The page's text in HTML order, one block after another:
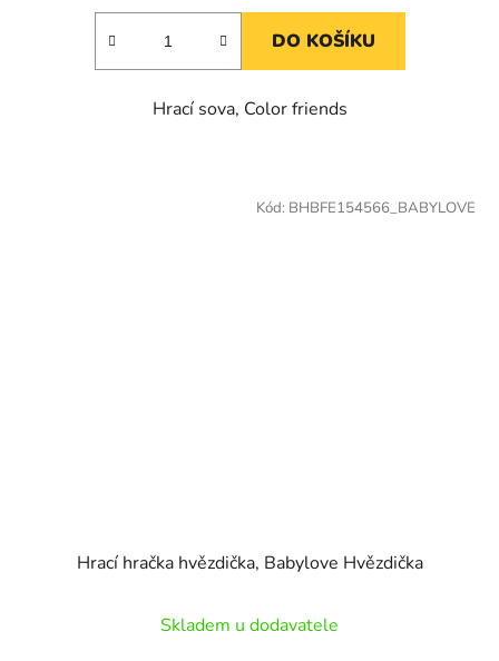
DO KOŠÍKU
Hrací sova, Color friends
Hrací hračka hvězdička, Babylove Hvězdička
Skladem u dodavatele
Kód: BHBFE154566_BABYLOVE